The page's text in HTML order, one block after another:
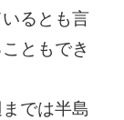
るとも言
ともでき
では半島